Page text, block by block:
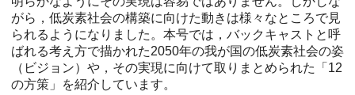
がら，低炭素社会の構築に向けた動きは様々なところで見
られるようになりました。本号では，バックキャストと呼
ばれる考え方で描かれた2050年の我が国の低炭素社会の姿
（ビジョン）や，その実現に向けて取りまとめられた「12
の方策」を紹介しています。